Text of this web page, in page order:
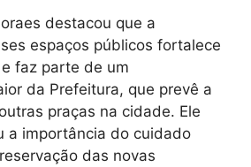
destacou que a
espaços públicos fortalece
faz parte de um
da Prefeitura, que prevê a
praças na cidade. Ele
a importância do cuidado
das novas